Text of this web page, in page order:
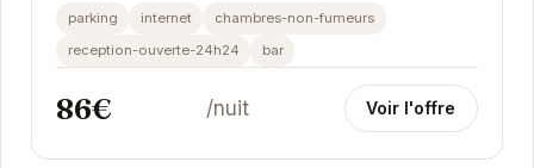
parking internet
chambres-non-fumeurs
reception-ouverte-24h24
bar
86€ /nuit Voir l'offre